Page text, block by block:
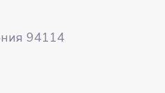
94114